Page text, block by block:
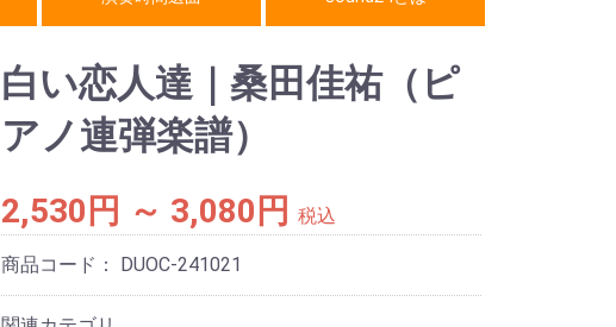
白い恋人達｜桑田佳祐（ピ
アノ連弾楽譜）
2,530円 ～ 3,080円 税込
商品コード： DUOC-241021